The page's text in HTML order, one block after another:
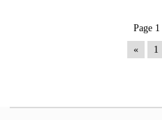
Page
« 1